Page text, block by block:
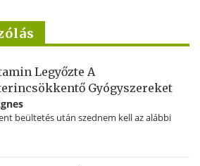
Legyőzte A
Gyógyszereket
beültetés után szednem kell az alábbi